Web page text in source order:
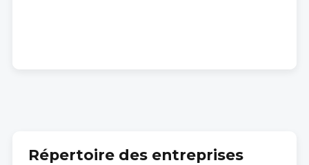
Répertoire des entreprises